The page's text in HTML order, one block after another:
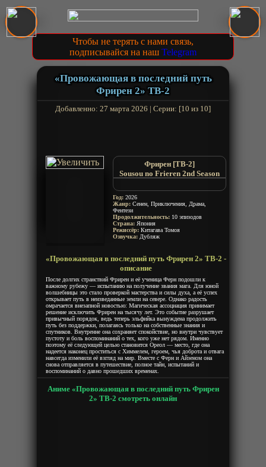
Чтобы не терять с нами связь,
подписывайся на наш Telegram
«Провожающая в последний путь
Фрирен 2» ТВ-2
Добавленно: 27 марта 2026 | Серии: [10 из 10]
Фрирен [ТВ-2]
Sousou no Frieren 2nd Season
Год: 2026
Жанр: Сенен, Приключения, Драма,
Фентези
Продолжительность: 10 эпизодов
Страна: Япония
Режиссёр: Китагава Томоя
Озвучка: Дубляж
«Провожающая в последний путь Фрирен 2» ТВ-2 -
описание
После долгих странствий Фрирен и её ученица Ферн подошли к
важному рубежу — испытанию на получение звания мага. Для юной
волшебницы это стало проверкой мастерства и силы духа, а её успех
открывает путь в неизведанные земли на севере. Однако радость
омрачается внезапной новостью: Магическая ассоциация принимает
решение исключить Фрирен на тысячу лет. Это событие разрушает
привычный порядок, ведь теперь эльфийка вынуждена продолжить
путь без поддержки, полагаясь только на собственные знания и
спутников. Внутренне она сохраняет спокойствие, но внутри чувствует
пустоту и боль воспоминаний о тех, кого уже нет рядом. Именно
поэтому её следующей целью становится Ореол — место, где она
надеется наконец проститься с Химмелем, героем, чья доброта и отвага
навсегда изменили её взгляд на мир. Вместе с Ферн и Айзеном она
снова отправляется в путешествие, полное тайн, испытаний и
воспоминаний о давно прошедших временах.
Аниме «Провожающая в последний путь Фрирен
2» ТВ-2 смотреть онлайн